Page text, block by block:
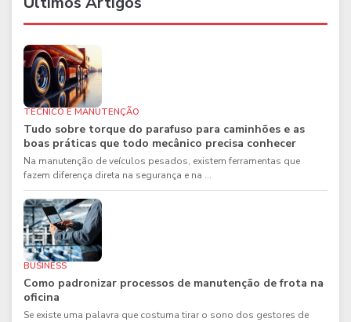
TÉCNICO E MANUTENÇÃO
Tudo sobre torque do parafuso para caminhões e as
boas práticas que todo mecânico precisa conhecer
Na manutenção de veículos pesados, existem ferramentas que
fazem diferença direta na segurança e na ...
BUSINESS
Como padronizar processos de manutenção de frota na
oficina
Se existe uma palavra que costuma tirar o sono dos gestores de